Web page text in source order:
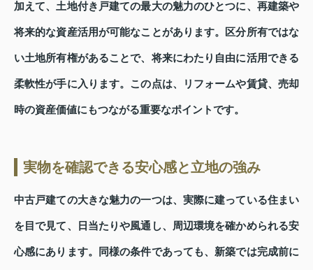
加えて、土地付き戸建ての最大の魅力のひとつに、再建築や
将来的な資産活用が可能なことがあります。区分所有ではな
い土地所有権があることで、将来にわたり自由に活用できる
柔軟性が手に入ります。この点は、リフォームや賃貸、売却
時の資産価値にもつながる重要なポイントです。
実物を確認できる安心感と立地の強み
中古戸建ての大きな魅力の一つは、実際に建っている住まい
を目で見て、日当たりや風通し、周辺環境を確かめられる安
心感にあります。同様の条件であっても、新築では完成前に